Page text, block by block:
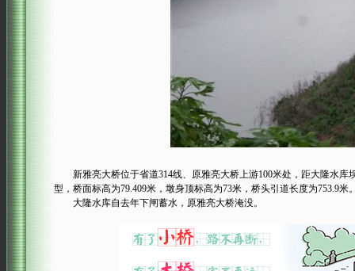
新雅亮大桥位于省道314线、原雅亮大桥上游100米处，距大隆水库
型，桥面标高为79.409米，墩身顶标高为73米，桥头引道长度为753.9米
大隆水库自去年下闸蓄水，原雅亮大桥淹没。